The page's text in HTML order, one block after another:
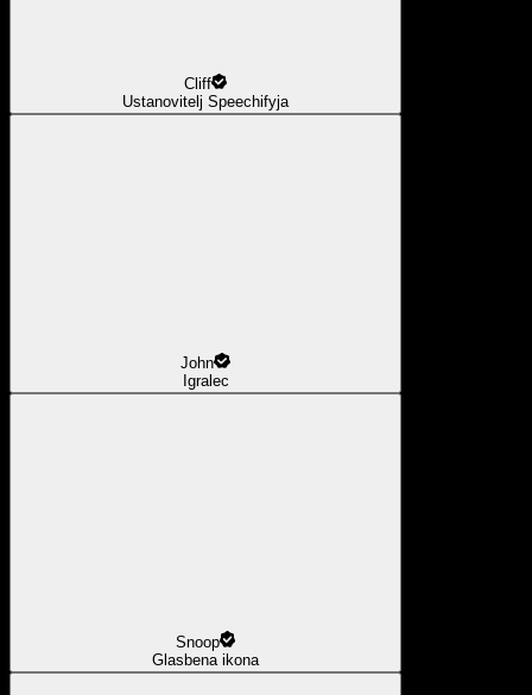
Cliff
Ustanovitelj Speechifyja
John
Igralec
Snoop
Glasbena ikona